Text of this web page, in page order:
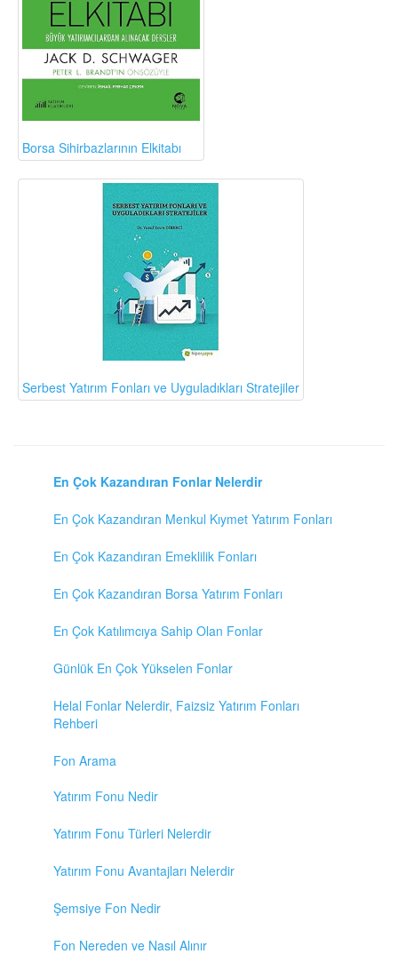
Borsa Sihirbazlarının Elkitabı
Serbest Yatırım Fonları ve Uyguladıkları Stratejiler
En Çok Kazandıran Fonlar Nelerdir
En Çok Kazandıran Menkul Kıymet Yatırım Fonları
En Çok Kazandıran Emeklilik Fonları
En Çok Kazandıran Borsa Yatırım Fonları
En Çok Katılımcıya Sahip Olan Fonlar
Günlük En Çok Yükselen Fonlar
Helal Fonlar Nelerdir, Faizsiz Yatırım Fonları
Rehberi
Fon Arama
Yatırım Fonu Nedir
Yatırım Fonu Türleri Nelerdir
Yatırım Fonu Avantajları Nelerdir
Şemsiye Fon Nedir
Fon Nereden ve Nasıl Alınır